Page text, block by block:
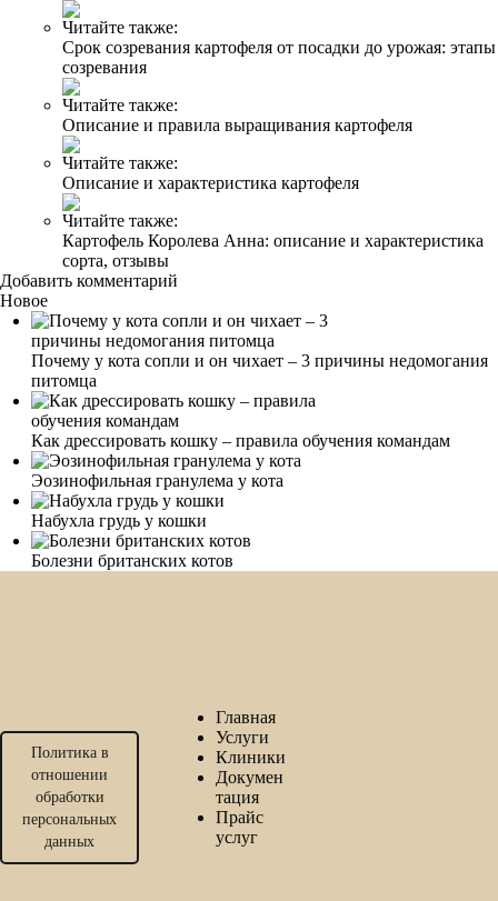
Читайте также:
Срок созревания картофеля от посадки до урожая: этапы
созревания
Читайте также:
Описание и правила выращивания картофеля
Читайте также:
Описание и характеристика картофеля
Читайте также:
Картофель Королева Анна: описание и характеристика
сорта, отзывы
Добавить комментарий
Новое
Почему у кота сопли и он чихает – 3 причины недомогания
питомца
Как дрессировать кошку – правила обучения командам
Эозинофильная гранулема у кота
Набухла грудь у кошки
Болезни британских котов
Политика в
отношении
обработки
персональных
данных
Главная
Услуги
Клиники
Докумен
тация
Прайс
услуг